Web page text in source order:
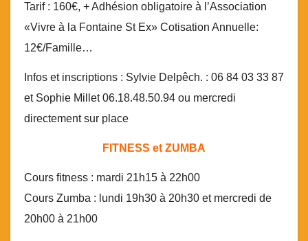
Tarif : 160€, + Adhésion obligatoire à l’Association
«Vivre à la Fontaine St Ex» Cotisation Annuelle:
12€/Famille…
Infos et inscriptions : Sylvie Delpêch. : 06 84 03 33 87
et Sophie Millet 06.18.48.50.94 ou mercredi
directement sur place
FITNESS et ZUMBA
Cours fitness : mardi 21h15 à 22h00
Cours Zumba : lundi 19h30 à 20h30 et mercredi de
20h00 à 21h00